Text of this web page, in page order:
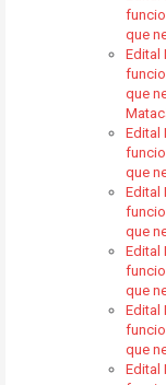
que
Edital
que
Edital
que
Edital
que
Edital
que
Edital
que
Edital